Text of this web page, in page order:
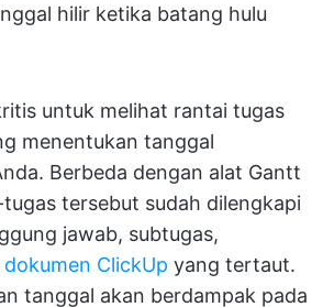
hilir ketika batang hulu
untuk melihat rantai tugas
menentukan tanggal
Berbeda dengan alat Gantt
tersebut sudah dilengkapi
jawab, subtugas,
dokumen ClickUp yang tertaut.
tanggal akan berdampak pada